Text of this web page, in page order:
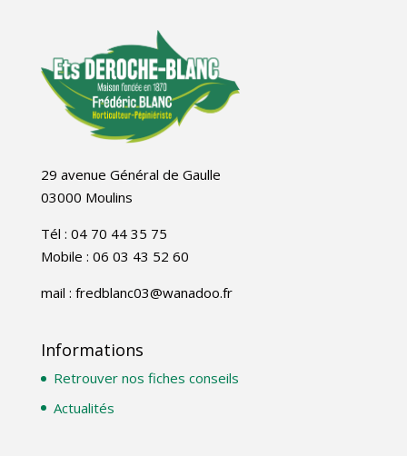
29 avenue Général de Gaulle
03000 Moulins
Tél : 04 70 44 35 75
Mobile : 06 03 43 52 60
mail : fredblanc03@wanadoo.fr
Informations
Retrouver nos fiches conseils
Actualités